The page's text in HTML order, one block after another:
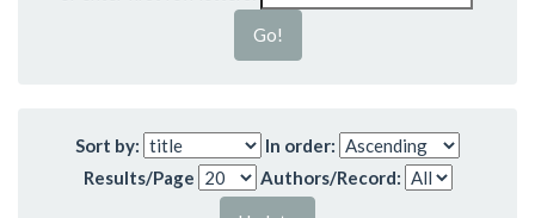
Sort by:
In order:
Results/Page
Authors/Record: